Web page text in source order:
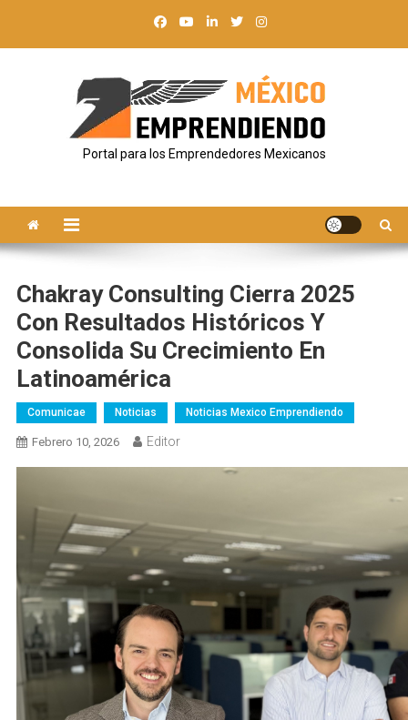
Portal para los Emprendedores Mexicanos
Chakray Consulting Cierra 2025
Con Resultados Históricos Y
Consolida Su Crecimiento En
Latinoamérica
Comunicae Noticias Noticias Mexico Emprendiendo
Febrero 10, 2026 Editor